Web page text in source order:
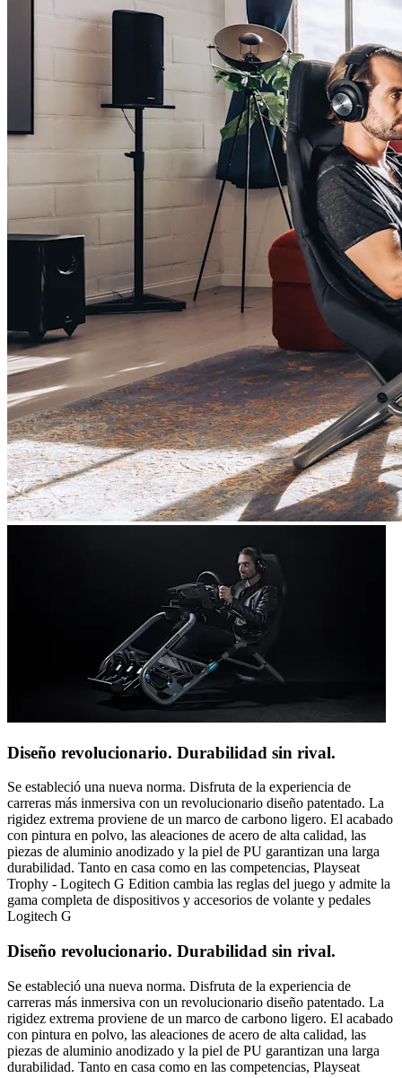
Diseño revolucionario. Durabilidad sin rival.
Se estableció una nueva norma. Disfruta de la experiencia de
carreras más inmersiva con un revolucionario diseño patentado. La
rigidez extrema proviene de un marco de carbono ligero. El acabado
con pintura en polvo, las aleaciones de acero de alta calidad, las
piezas de aluminio anodizado y la piel de PU garantizan una larga
durabilidad. Tanto en casa como en las competencias, Playseat
Trophy - Logitech G Edition cambia las reglas del juego y admite la
gama completa de dispositivos y accesorios de volante y pedales
Logitech G
Diseño revolucionario. Durabilidad sin rival.
Se estableció una nueva norma. Disfruta de la experiencia de
carreras más inmersiva con un revolucionario diseño patentado. La
rigidez extrema proviene de un marco de carbono ligero. El acabado
con pintura en polvo, las aleaciones de acero de alta calidad, las
piezas de aluminio anodizado y la piel de PU garantizan una larga
durabilidad. Tanto en casa como en las competencias, Playseat